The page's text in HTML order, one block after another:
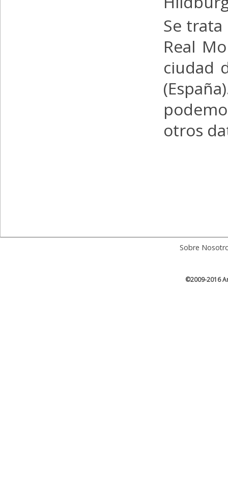
Se
Real
ciudad
otros
Sobre
©2009-2016